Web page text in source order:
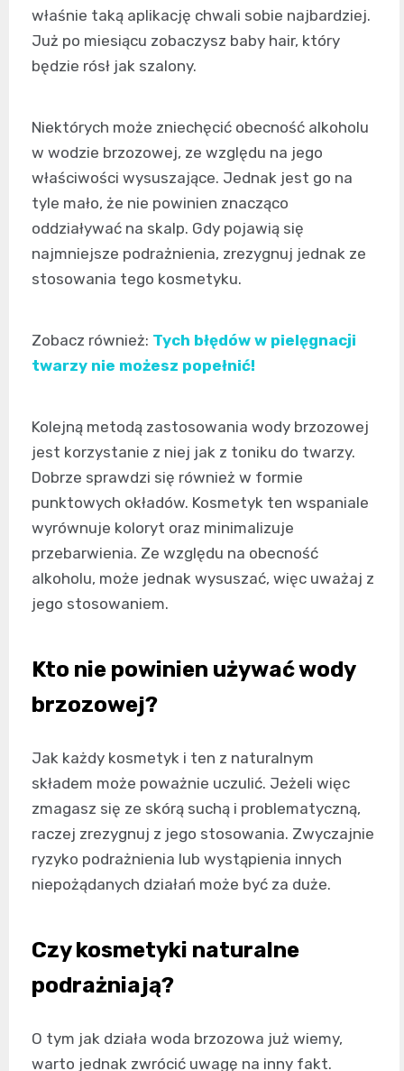
właśnie taką aplikację chwali sobie najbardziej.
Już po miesiącu zobaczysz baby hair, który
będzie rósł jak szalony.
Niektórych może zniechęcić obecność alkoholu
w wodzie brzozowej, ze względu na jego
właściwości wysuszające. Jednak jest go na
tyle mało, że nie powinien znacząco
oddziaływać na skalp. Gdy pojawią się
najmniejsze podrażnienia, zrezygnuj jednak ze
stosowania tego kosmetyku.
Zobacz również: Tych błędów w pielęgnacji
twarzy nie możesz popełnić!
Kolejną metodą zastosowania wody brzozowej
jest korzystanie z niej jak z toniku do twarzy.
Dobrze sprawdzi się również w formie
punktowych okładów. Kosmetyk ten wspaniale
wyrównuje koloryt oraz minimalizuje
przebarwienia. Ze względu na obecność
alkoholu, może jednak wysuszać, więc uważaj z
jego stosowaniem.
Kto nie powinien używać wody
brzozowej?
Jak każdy kosmetyk i ten z naturalnym
składem może poważnie uczulić. Jeżeli więc
zmagasz się ze skórą suchą i problematyczną,
raczej zrezygnuj z jego stosowania. Zwyczajnie
ryzyko podrażnienia lub wystąpienia innych
niepożądanych działań może być za duże.
Czy kosmetyki naturalne
podrażniają?
O tym jak działa woda brzozowa już wiemy,
warto jednak zwrócić uwagę na inny fakt.